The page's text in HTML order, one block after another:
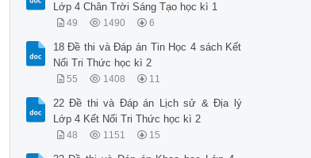
Lớp 4 Chân Trời Sáng Tạo học kì 1
49 1490 6
18 Đề thi và Đáp án Tin Học 4 sách Kết
Nối Tri Thức học kì 2
55 1408 11
22 Đề thi và Đáp án Lịch sử & Địa lý
Lớp 4 Kết Nối Tri Thức học kì 2
48 1151 15